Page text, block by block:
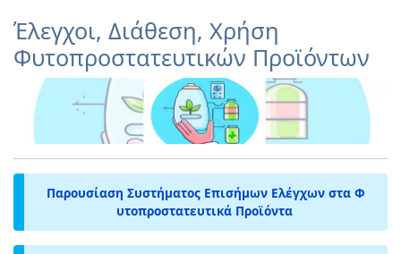
Έλεγχοι, Διάθεση, Χρήση
Φυτοπροστατευτικών Προϊόντων
Παρουσίαση Συστήματος Επισήμων Ελέγχων στα Φ
υτοπροστατευτικά Προϊόντα